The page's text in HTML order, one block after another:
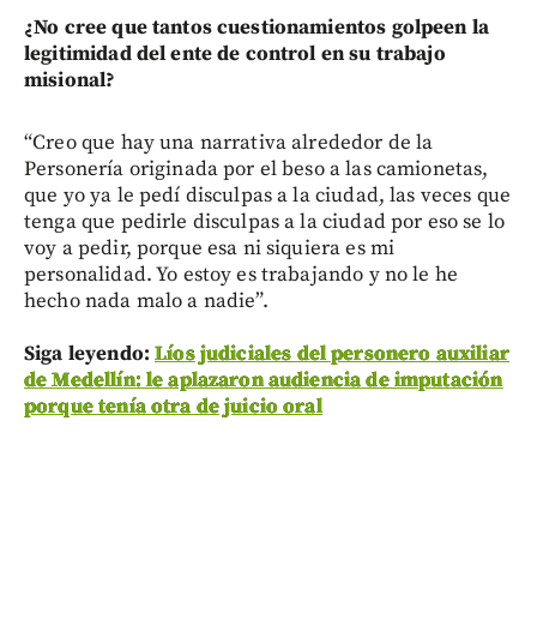
¿No cree que tantos cuestionamientos golpeen la
legitimidad del ente de control en su trabajo
misional?
“Creo que hay una narrativa alrededor de la
Personería originada por el beso a las camionetas,
que yo ya le pedí disculpas a la ciudad, las veces que
tenga que pedirle disculpas a la ciudad por eso se lo
voy a pedir, porque esa ni siquiera es mi
personalidad. Yo estoy es trabajando y no le he
hecho nada malo a nadie”.
Siga leyendo:Líos judiciales del personero auxiliar
de Medellín: le aplazaron audiencia de imputación
porque tenía otra de juicio oral